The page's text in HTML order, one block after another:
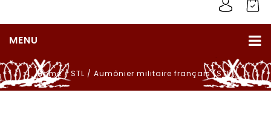
MENU
Home/STL / Aumônier militaire français (STL)